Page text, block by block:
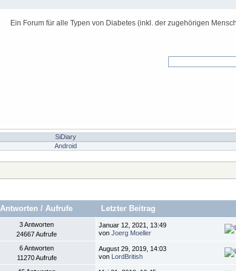
Ein Forum für alle Typen von Diabetes (inkl. der zugehörigen
SiDiary
Android
Antworten / Aufrufe Letzter Beitrag
3 Antworten
24667 Aufrufe
Januar 12, 2021, 13:49
von Joerg Moeller
6 Antworten
11270 Aufrufe
August 29, 2019, 14:03
von LordBritish